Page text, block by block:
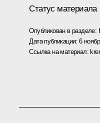
Статус материала
Опубликован в разделе:
Дата публикации:6
Ссылка на материал: